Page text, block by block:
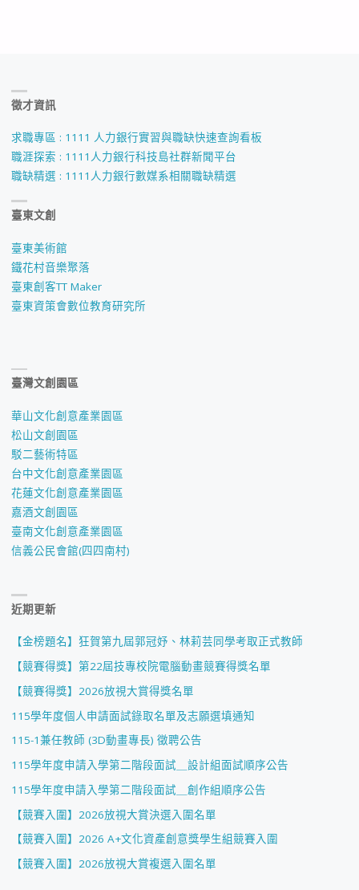
徵才資訊
求職專區 : 1111 人力銀行實習與職缺快速查詢看板
職涯探索 : 1111人力銀行科技島社群新聞平台
職缺精選 : 1111人力銀行數媒系相關職缺精選
臺東文創
臺東美術館
鐵花村音樂聚落
臺東創客TT Maker
臺東資策會數位教育研究所
臺灣文創園區
華山文化創意產業園區
松山文創園區
駁二藝術特區
台中文化創意產業園區
花蓮文化創意產業園區
嘉酒文創園區
臺南文化創意產業園區
信義公民會館(四四南村)
近期更新
【金榜題名】狂賀第九屆郭冠妤、林莉芸同學考取正式教師
【競賽得獎】第22屆技專校院電腦動畫競賽得獎名單
【競賽得獎】2026放視大賞得獎名單
115學年度個人申請面試錄取名單及志願選填通知
115-1兼任教師 (3D動畫專長) 徵聘公告
115學年度申請入學第二階段面試＿設計組面試順序公告
115學年度申請入學第二階段面試＿創作組順序公告
【競賽入圍】2026放視大賞決選入圍名單
【競賽入圍】2026 A+文化資產創意獎學生組競賽入圍
【競賽入圍】2026放視大賞複選入圍名單